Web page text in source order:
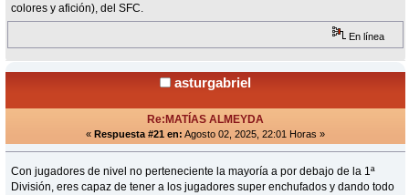
colores y afición), del SFC.
En línea
asturgabriel
Re:MATÍAS ALMEYDA
« Respuesta #21 en: Agosto 02, 2025, 22:01 Horas »
Con jugadores de nivel no perteneciente la mayoría a por debajo de la 1ª
División, eres capaz de tener a los jugadores super enchufados y dando todo